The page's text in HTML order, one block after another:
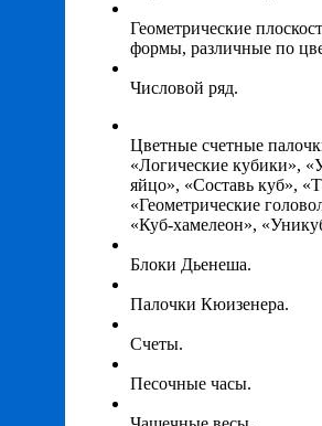
Геометрические
формы, различные по
Числовой ряд.
Цветные счетные
«Логические кубики»,
яйцо», «Составь куб»,
«Геометрические
«Куб-хамелеон»,
Блоки Дьенеша.
Палочки Кюизенера.
Счеты.
Песочные часы.